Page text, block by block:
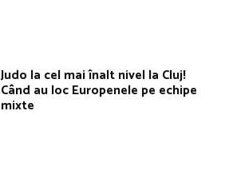
Judo la cel mai înalt nivel la Cluj!
Când au loc Europenele pe echipe
mixte